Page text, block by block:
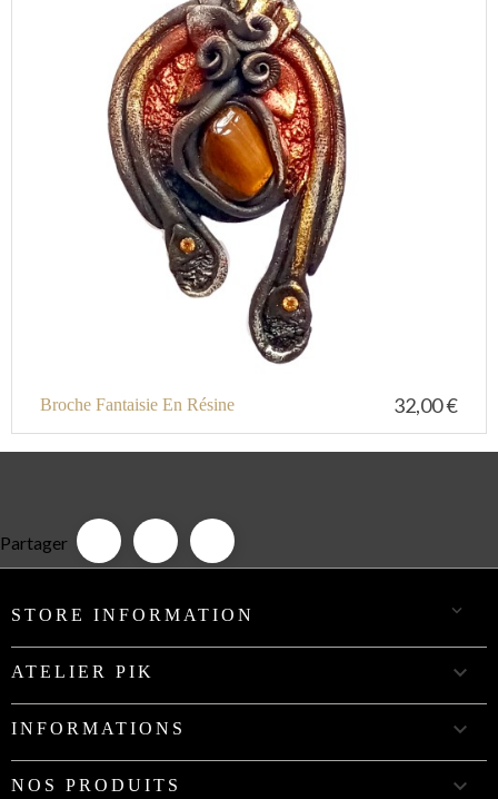
Broche Fantaisie En Résine 32,00 €
Partager
STORE INFORMATION 
ATELIER PIK 
INFORMATIONS 
NOS PRODUITS 